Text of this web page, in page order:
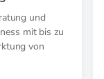
und
mit bis zu
von